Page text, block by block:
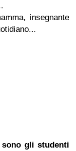
insegnante
gli studenti